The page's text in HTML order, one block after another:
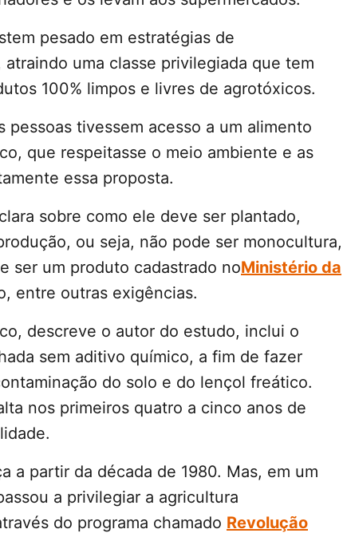
pesado em estratégias de
uma classe privilegiada que tem
100% limpos e livres de agrotóxicos.
tivessem acesso a um alimento
que respeitasse o meio ambiente e as
essa proposta.
sobre como ele deve ser plantado,
ou seja, não pode ser monocultura,
ser um produto cadastrado noMinistério da
entre outras exigências.
descreve o autor do estudo, inclui o
sem aditivo químico, a fim de fazer
do solo e do lençol freático.
nos primeiros quatro a cinco anos de
a partir da década de 1980. Mas, em um
a privilegiar a agricultura
do programa chamado Revolução